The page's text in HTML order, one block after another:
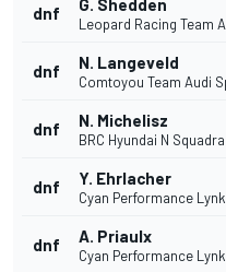
dnf G. Shedden
Leopard Racing Team
dnf N. Langeveld
Comtoyou Team Audi
dnf N. Michelisz
BRC Hyundai N
dnf Y. Ehrlacher
Cyan Performance
dnf A. Priaulx
Cyan Performance